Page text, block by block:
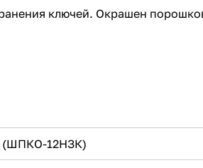
ключей. Окрашен
12НЗК)